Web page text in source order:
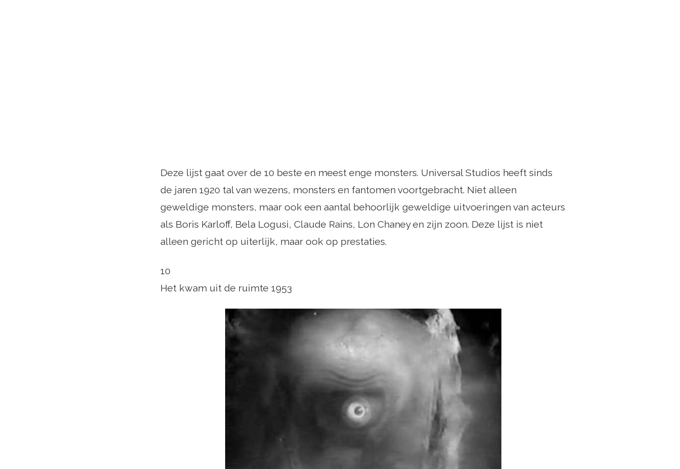
Deze lijst gaat over de 10 beste en meest enge monsters. Universal Studios heeft sinds
de jaren 1920 tal van wezens, monsters en fantomen voortgebracht. Niet alleen
geweldige monsters, maar ook een aantal behoorlijk geweldige uitvoeringen van acteurs
als Boris Karloff, Bela Logusi, Claude Rains, Lon Chaney en zijn zoon. Deze lijst is niet
alleen gericht op uiterlijk, maar ook op prestaties.
10
Het kwam uit de ruimte 1953